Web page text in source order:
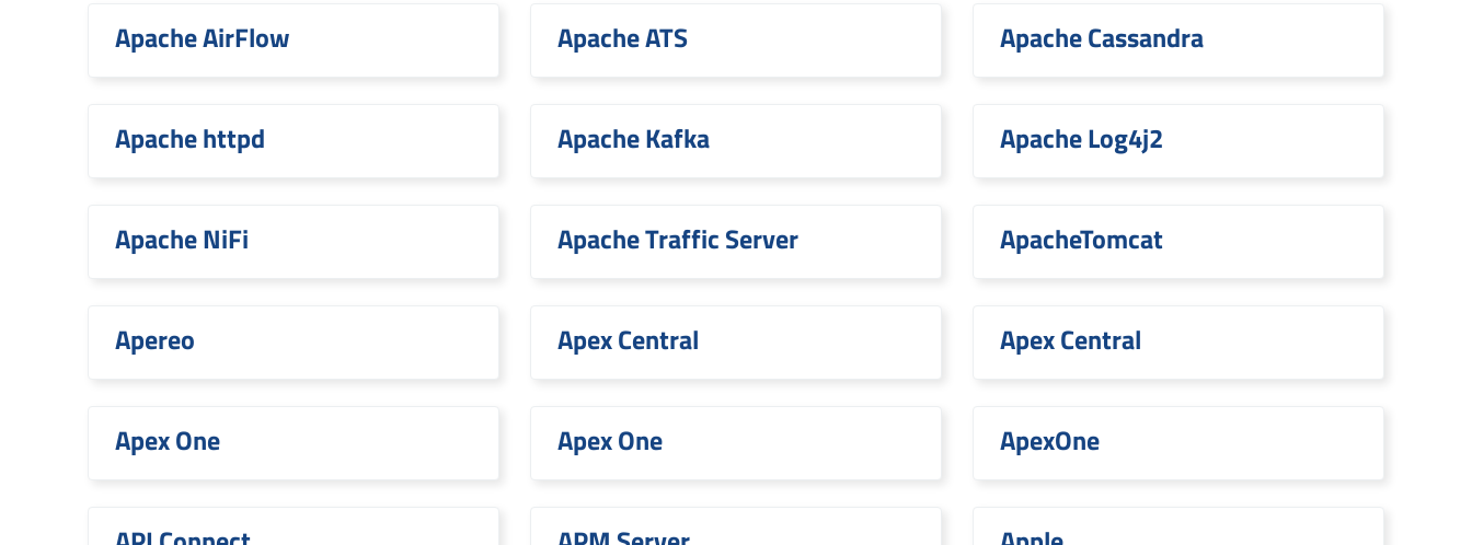
Apache AirFlow Apache ATS Apache Cassandra
Apache httpd Apache Kafka Apache Log4j2
Apache NiFi Apache Traffic Server ApacheTomcat
Apereo Apex Central Apex Central
Apex One Apex One ApexOne